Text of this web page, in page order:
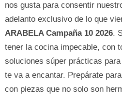
nos gusta para consentir
adelanto exclusivo de lo que
ARABELA Campaña 10 2026.
tener la cocina impecable, con
soluciones súper prácticas
te va a encantar. Prepárate
con piezas que no solo son